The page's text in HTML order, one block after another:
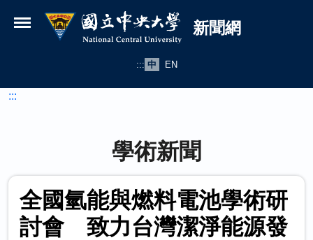
國立中央大學新聞網
新聞網
::: 中 EN
:::
學術新聞
全國氫能與燃料電池學術研
討會 致力台灣潔淨能源發